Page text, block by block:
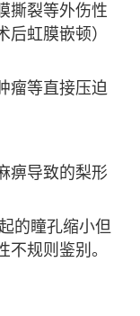
撕裂等外伤性
虹膜嵌顿）
瘤等直接压迫
痹导致的梨形
的瞳孔缩小但
规则鉴别。